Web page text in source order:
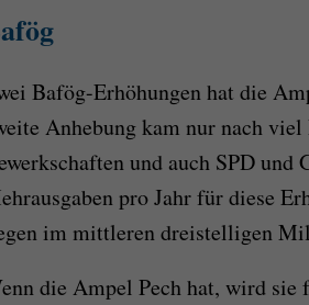
Bafög-Erhöhungen hat die
Anhebung kam nur nach
und auch SPD
pro Jahr für diese
im mittleren dreistelligen
die Ampel Pech hat, wird sie